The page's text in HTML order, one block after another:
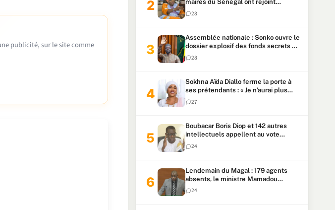
publicité, sur le site comme
maires du Sénégal ont rejoint
Kiiraay»
28
Assemblée nationale : Sonko ouvre le
dossier explosif des fonds secrets et
du patrimoine présidentiel
28
Sokhna Aïda Diallo ferme la porte à
ses prétendants : « Je n’aurai plus
jamais un autre mari »
27
Boubacar Boris Diop et 142 autres
intellectuels appellent au vote
urgent de la révision
constitutionnelle
24
Lendemain du Magal : 179 agents
absents, le ministre Mamadou
Lamine Dianté exige des explications
24